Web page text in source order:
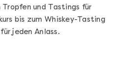
und Tastings für
bis zum Whiskey-Tasting
jeden Anlass.